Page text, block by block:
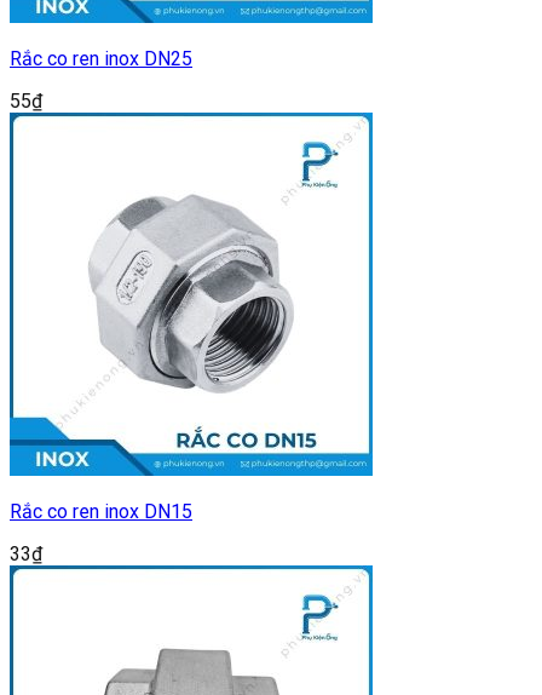
Rắc co ren inox DN25
55₫
Rắc co ren inox DN15
33₫